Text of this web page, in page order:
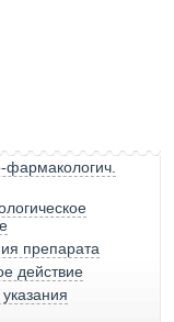
фармакологич.
препарата
действие